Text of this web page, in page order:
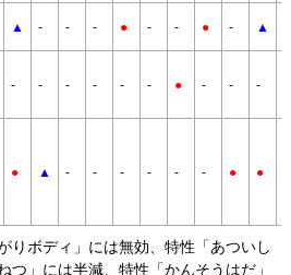
▲ - - - ● - - ● - ▲
- - - - - - ● - - -
● ▲ - - - - - - ● ●
りボディ」には無効、特性「あついし
つ」には半減、特性「かんそうはだ」